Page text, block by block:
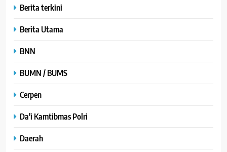
Berita terkini
Berita Utama
BNN
BUMN / BUMS
Cerpen
Da'i Kamtibmas Polri
Daerah